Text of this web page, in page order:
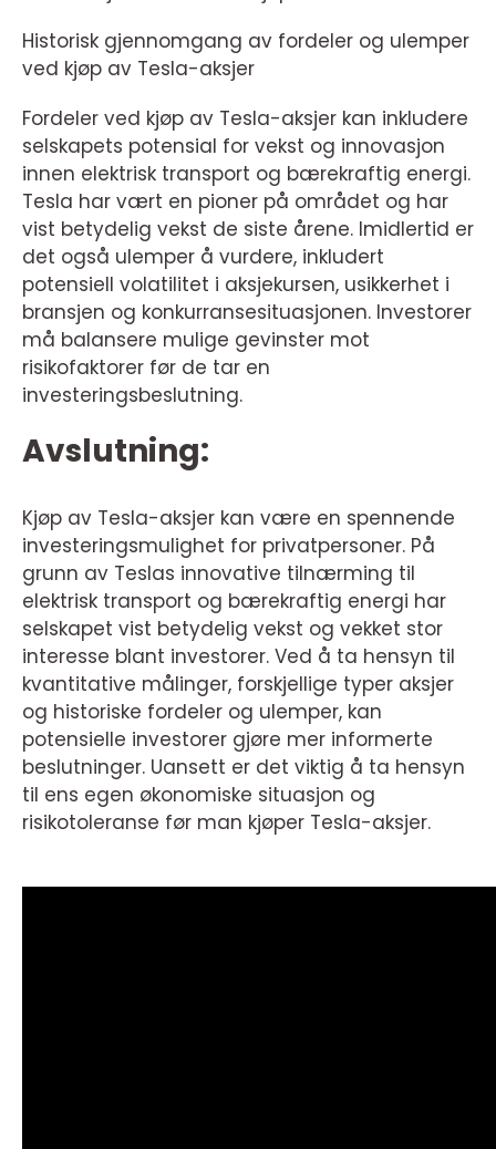
Historisk gjennomgang av fordeler og ulemper
ved kjøp av Tesla-aksjer
Fordeler ved kjøp av Tesla-aksjer kan inkludere
selskapets potensial for vekst og innovasjon
innen elektrisk transport og bærekraftig energi.
Tesla har vært en pioner på området og har
vist betydelig vekst de siste årene. Imidlertid er
det også ulemper å vurdere, inkludert
potensiell volatilitet i aksjekursen, usikkerhet i
bransjen og konkurransesituasjonen. Investorer
må balansere mulige gevinster mot
risikofaktorer før de tar en
investeringsbeslutning.
Avslutning:
Kjøp av Tesla-aksjer kan være en spennende
investeringsmulighet for privatpersoner. På
grunn av Teslas innovative tilnærming til
elektrisk transport og bærekraftig energi har
selskapet vist betydelig vekst og vekket stor
interesse blant investorer. Ved å ta hensyn til
kvantitative målinger, forskjellige typer aksjer
og historiske fordeler og ulemper, kan
potensielle investorer gjøre mer informerte
beslutninger. Uansett er det viktig å ta hensyn
til ens egen økonomiske situasjon og
risikotoleranse før man kjøper Tesla-aksjer.